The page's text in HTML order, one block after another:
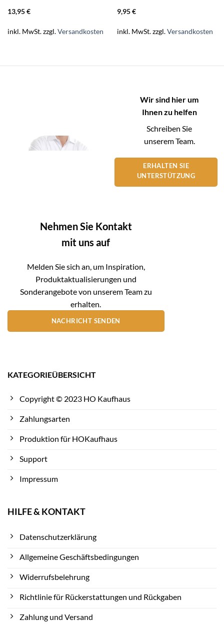
13,95€
inkl. MwSt.zzgl.Versandkosten
9,95€
inkl. MwSt.zzgl.Versandkosten
Wir sind hier um
Ihnen zu helfen
Schreiben Sie
unserem Team.
ERHALTEN SIE
UNTERSTÜTZUNG
Nehmen Sie Kontakt
mit uns auf
Melden Sie sich an, um Inspiration,
Produktaktualisierungen und
Sonderangebote von unserem Team zu
erhalten.
NACHRICHT SENDEN
KATEGORIEÜBERSICHT
Copyright © 2023 HO Kaufhaus
Zahlungsarten
Produktion für HOKaufhaus
Support
Impressum
HILFE & KONTAKT
Datenschutzerklärung
Allgemeine Geschäftsbedingungen
Widerrufsbelehrung
Richtlinie für Rückerstattungen und Rückgaben
Zahlung und Versand